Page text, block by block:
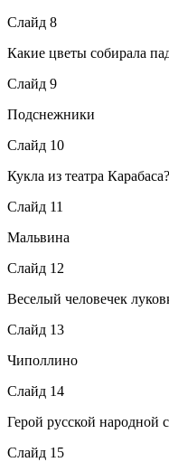
Слайд 8
Какие цветы собирала
Слайд 9
Подснежники
Слайд 10
Кукла из театра Карабаса?
Слайд 11
Мальвина
Слайд 12
Веселый человечек
Слайд 13
Чиполлино
Слайд 14
Герой русской народной
Слайд 15